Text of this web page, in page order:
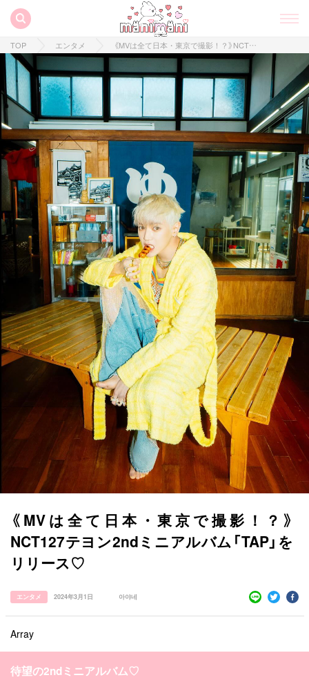
すべての記事
manimani について
カテゴリー一覧
タグ一覧
運営会社
韓国
韓国旅行
kpop トレンド
韓国ドラマ カフェ かわいい
TOP エンタメ 《MVは全て日本・東京で撮影！？》NCT127テヨン2ndミニアルバム「TAP」をリリース♡
《MVは全て日本・東京で撮影！？》
NCT127テヨン2ndミニアルバム「TAP」を
リリース♡
エンタメ 2024年3月1日 아야네
Array
待望の2ndミニアルバム♡